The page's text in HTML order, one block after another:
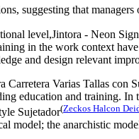
suggesting that
level,Jintora - Neon
in the work context
and design relevant
Varias Tallas
education and training.
Sujetador(Zeckos Halcon
model; the anarchistic